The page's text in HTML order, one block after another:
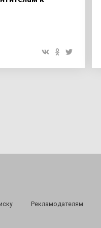
Рекламодателям